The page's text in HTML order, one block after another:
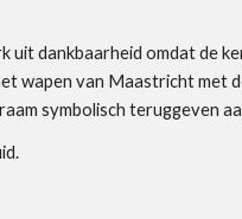
uit dankbaarheid omdat de
wapen van Maastricht met
symbolisch teruggeven